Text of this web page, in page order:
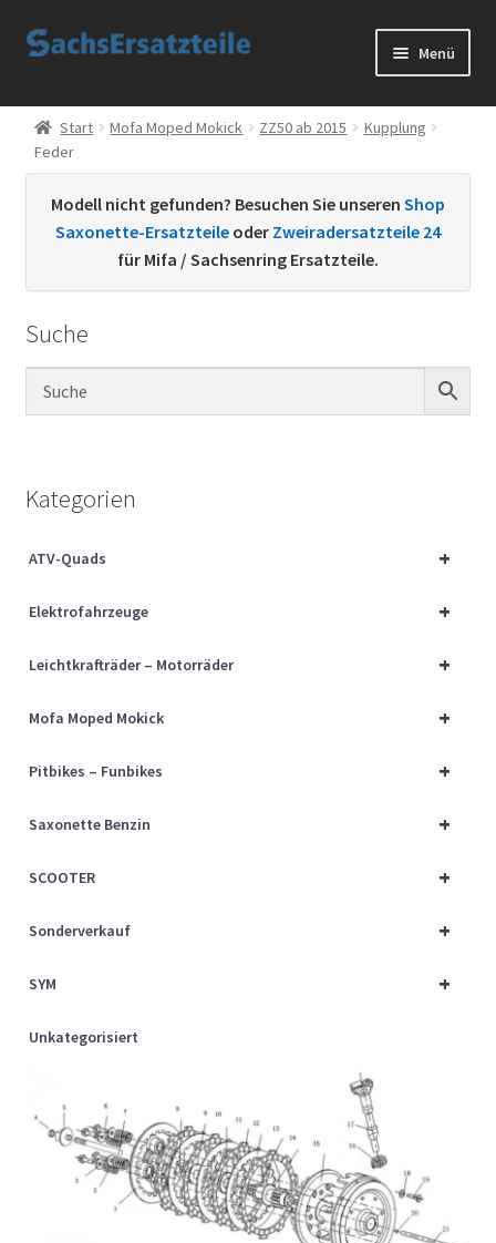
Zur
Zum
Menü
Start
AGB
Datenschutzerklärung
Kontakt
Sachs Ersatzteile
Über uns
Start Mofa Moped Mokick ZZ50 ab 2015
Kupplung
Feder
Modell nicht gefunden? Besuchen Sie unseren Shop
Saxonette-Ersatzteile oder Zweiradersatzteile 24
für Mifa / Sachsenring Ersatzteile.
Suche
Kategorien
+
ATV-Quads
+
Elektrofahrzeuge
+
Leichtkrafträder – Motorräder
+
Mofa Moped Mokick
+
Pitbikes – Funbikes
+
Saxonette Benzin
+
SCOOTER
+
Sonderverkauf
+
SYM
Unkategorisiert